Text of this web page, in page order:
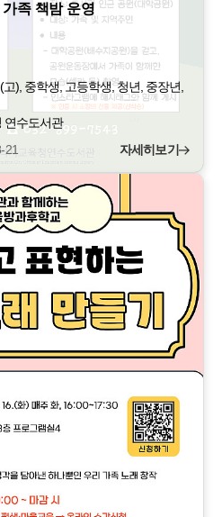
족 책밤 운영
), 중학생, 고등학생, 청년, 중장년,
연수도서관
21
자세히보기